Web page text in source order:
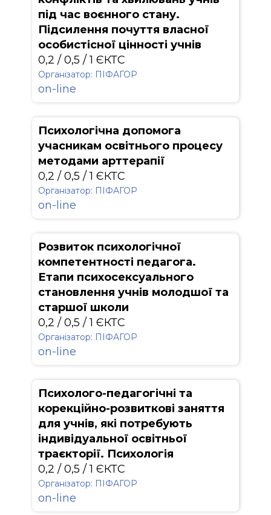
під час воєнного стану.
Підсилення почуття власної
особистісної цінності учнів
0,2 / 0,5 / 1 ЄКТС
Організатор: ПІФАГОР
on-line
Психологічна допомога
учасникам освітнього процесу
методами арттерапії
0,2 / 0,5 / 1 ЄКТС
Організатор: ПІФАГОР
on-line
Розвиток психологічної
компетентності педагога.
Етапи психосексуального
становлення учнів молодшої та
старшої школи
0,2 / 0,5 / 1 ЄКТС
Організатор: ПІФАГОР
on-line
Психолого-педагогічні та
корекційно-розвиткові заняття
для учнів, які потребують
індивідуальної освітньої
траєкторії. Психологія
0,2 / 0,5 / 1 ЄКТС
Організатор: ПІФАГОР
on-line